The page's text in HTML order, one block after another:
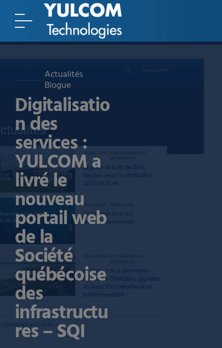
Actualités
Blogue
Digitalisatio
n des
services :
YULCOM a
livré le
nouveau
portail web
de la
Société
québécoise
des
infrastructu
res – SQI